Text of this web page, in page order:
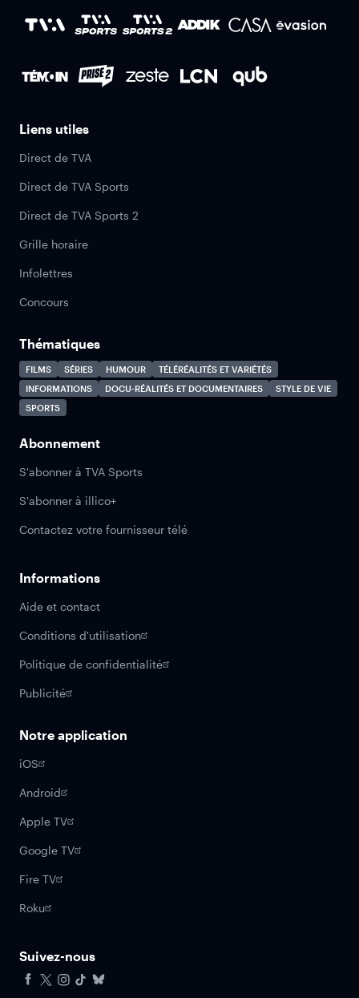
Liens utiles
Direct de TVA
Direct de TVA Sports
Direct de TVA Sports 2
Grille horaire
Infolettres
Concours
Thématiques
FILMS SÉRIES HUMOUR
TÉLÉRÉALITÉS ET VARIÉTÉS
INFORMATIONS
DOCU-RÉALITÉS ET DOCUMENTAIRES
STYLE DE VIE
SPORTS
Abonnement
S'abonner à TVA Sports
S'abonner à illico+
Contactez votre fournisseur télé
Informations
Aide et contact
Conditions d'utilisation
Politique de confidentialité
Publicité
Notre application
iOS
Android
Apple TV
Google TV
Fire TV
Roku
Suivez-nous